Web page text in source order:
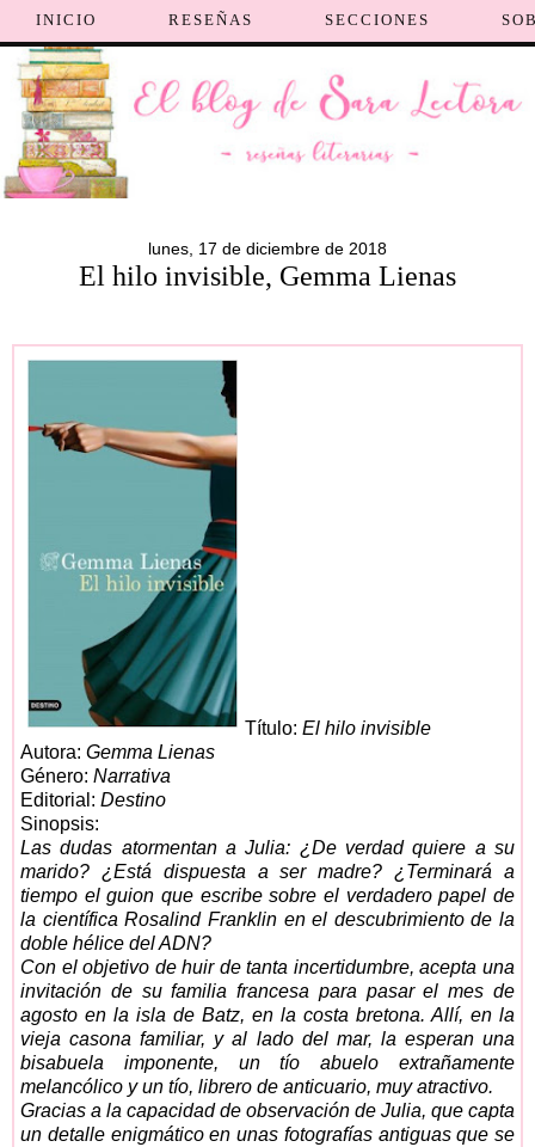
INICIO RESEÑAS SECCIONES
lunes, 17 de diciembre de 2018
El hilo invisible, Gemma Lienas
Título: El hilo invisible
Autora: Gemma Lienas
Género: Narrativa
Editorial: Destino
Sinopsis:
Las dudas atormentan a Julia: ¿De verdad quiere a su
marido? ¿Está dispuesta a ser madre? ¿Terminará a
tiempo el guion que escribe sobre el verdadero papel de
la científica Rosalind Franklin en el descubrimiento de la
doble hélice del ADN?
Con el objetivo de huir de tanta incertidumbre, acepta una
invitación de su familia francesa para pasar el mes de
agosto en la isla de Batz, en la costa bretona. Allí, en la
vieja casona familiar, y al lado del mar, la esperan una
bisabuela imponente, un tío abuelo extrañamente
melancólico y un tío, librero de anticuario, muy atractivo.
Gracias a la capacidad de observación de Julia, que capta
un detalle enigmático en unas fotografías antiguas que se